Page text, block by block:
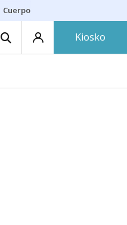
Cuerpo ría
Kiosko